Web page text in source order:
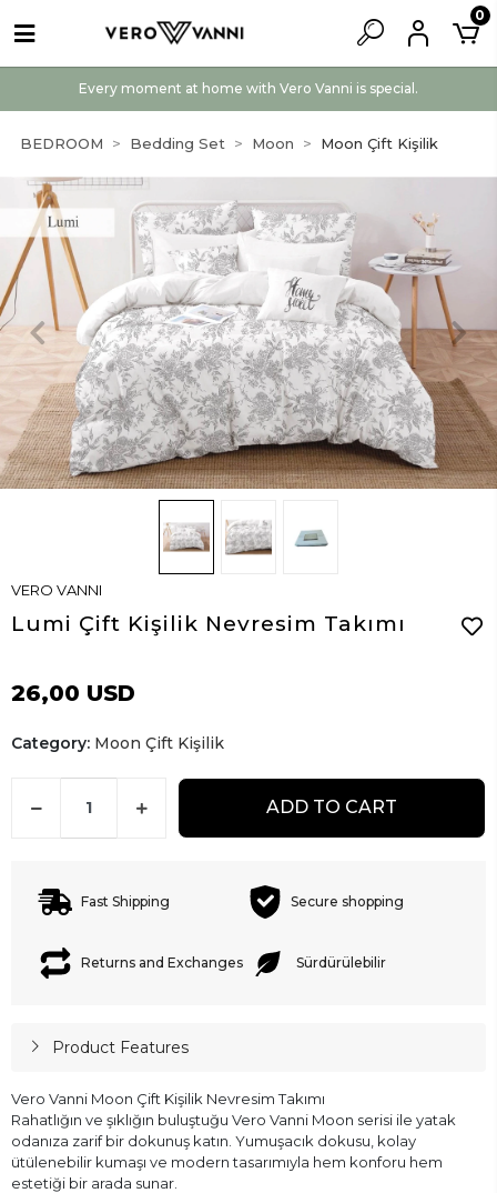
Every moment at home with Vero Vanni is special.
0
BEDROOM Bedding Set Moon Moon Çift Kişilik
VERO VANNI
Lumi Çift Kişilik Nevresim Takımı
26,00 USD
Category: Moon Çift Kişilik
ADD TO CART
Fast Shipping Secure shopping
Returns and Exchanges Sürdürülebilir
Product Features
Vero Vanni Moon Çift Kişilik Nevresim Takımı
Rahatlığın ve şıklığın buluştuğu Vero Vanni Moon serisi ile yatak
odanıza zarif bir dokunuş katın. Yumuşacık dokusu, kolay
ütülenebilir kumaşı ve modern tasarımıyla hem konforu hem
estetiği bir arada sunar.